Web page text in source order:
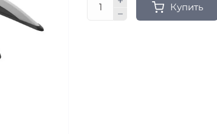
Купить